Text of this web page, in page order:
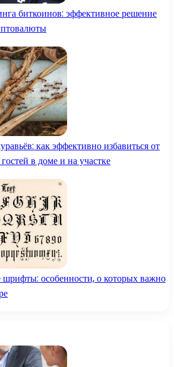
биткоинов: эффективное решение
как эффективно избавиться от
в доме и на участке
особенности, о которых важно